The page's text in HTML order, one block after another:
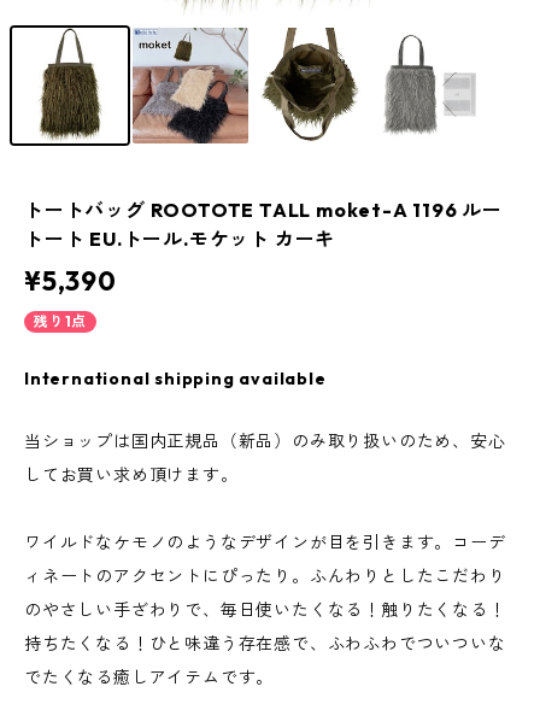
トートバッグ ROOTOTE TALL moket-A 1196 ルー
トート EU.トール.モケット カーキ
¥5,390
残り1点
International shipping available
当ショップは国内正規品（新品）のみ取り扱いのため、安心
してお買い求め頂けます。
ワイルドなケモノのようなデザインが目を引きます。コーデ
ィネートのアクセントにぴったり。ふんわりとしたこだわり
のやさしい手ざわりで、毎日使いたくなる！触りたくなる！
持ちたくなる！ひと味違う存在感で、ふわふわでついついな
でたくなる癒しアイテムです。